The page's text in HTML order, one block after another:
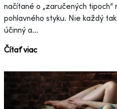
načítané o „zaručených tipoch“
pohlavného styku. Nie každý
účinný a...
Čítať viac